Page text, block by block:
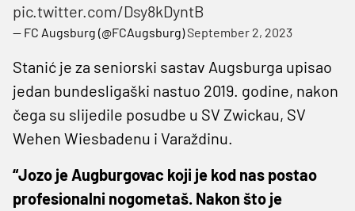
pic.twitter.com/Dsy8kDyntB
— FC Augsburg (@FCAugsburg)September 2, 2023
Stanić je za seniorski sastav Augsburga upisao
jedan bundesligaški nastuo 2019. godine, nakon
čega su slijedile posudbe u SV Zwickau, SV
Wehen Wiesbadenu i Varaždinu.
“Jozo je Augburgovac koji je kod nas postao
profesionalni nogometaš. Nakon što je